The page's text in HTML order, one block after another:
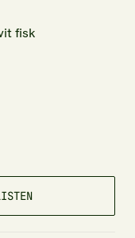
fisk